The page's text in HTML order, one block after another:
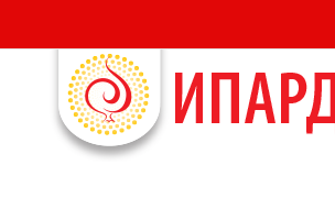
content